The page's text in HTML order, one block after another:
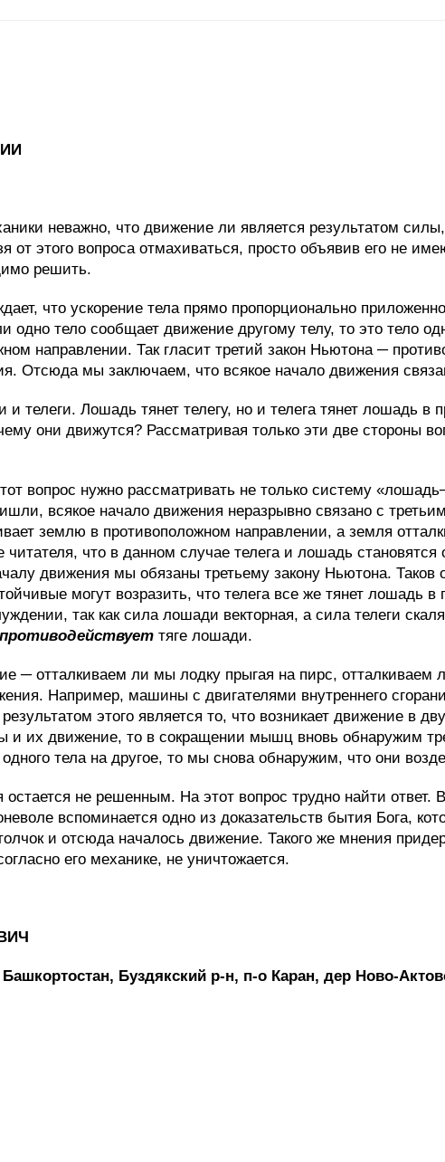
неважно, что движение ли является результатом
от этого вопроса отмахиваться, просто объявив его не
решить.
что ускорение тела прямо пропорционально
одно тело сообщает движение другому телу, то это тело
направлении. Так гласит третий закон Ньютона ─
Отсюда мы заключаем, что всякое начало движения
телеги. Лошадь тянет телегу, но и телега тянет лошадь в
они движутся? Рассматривая только эти две стороны
вопрос нужно рассматривать не только систему
всякое начало движения неразрывно связано с
землю в противоположном направлении, а земля
что в данном случае телега и лошадь
движения мы обязаны третьему закону Ньютона. Таков
могут возразить, что телега все же тянет лошадь
так как сила лошади векторная, а сила телеги
противодействует тяге лошади.
─ отталкиваем ли мы лодку прыгая на пирс,
Например, машины с двигателями внутреннего
этого является то, что возникает движение в
и их движение, то в сокращении мышц вновь обнаружим
тела на другое, то мы снова обнаружим, что они
не решенным. На этот вопрос трудно найти ответ.
вспоминается одно из доказательств бытия Бога,
и отсюда началось движение. Такого же мнения
его механике, не уничтожается.
Буздякский р-н, п-о Каран, дер Ново-